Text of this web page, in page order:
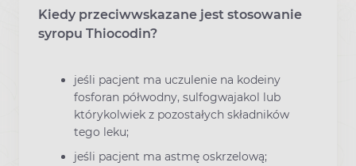
Kiedy przeciwwskazane jest stosowanie
syropu Thiocodin?
jeśli pacjent ma uczulenie na kodeiny
fosforan półwodny, sulfogwajakol lub
którykolwiek z pozostałych składników
tego leku;
jeśli pacjent ma astmę oskrzelową;